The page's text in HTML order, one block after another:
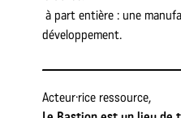
à part entière : une
développement.
Acteur·rice ressource,